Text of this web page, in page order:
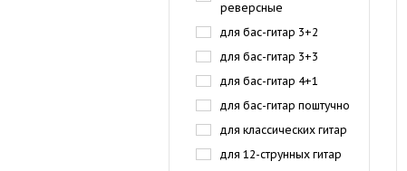
реверсные
для бас-гитар 3+2
для бас-гитар 3+3
для бас-гитар 4+1
для бас-гитар поштучно
для классических гитар
для 12-струнных гитар